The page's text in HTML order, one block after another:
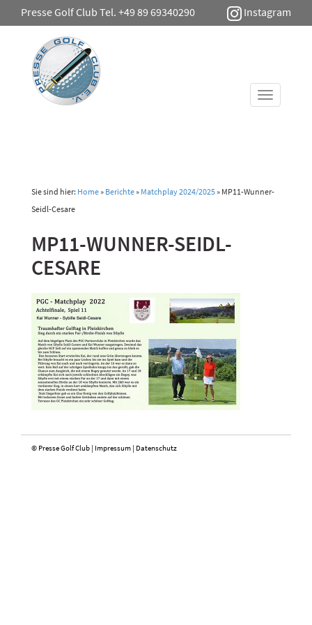
Presse Golf Club Tel. +49 89 69340290 Instagram
Toggle
Sie sind hier: Home» Berichte» Matchplay 2024/2025» MP11-Wunner-
Seidl-Cesare
MP11-WUNNER-SEIDL-
CESARE
© Presse Golf Club | Impressum | Datenschutz